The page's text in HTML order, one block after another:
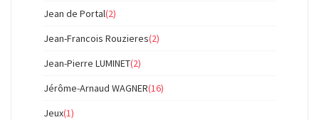
Jean de Portal(2)
Jean-Francois Rouzieres(2)
Jean-Pierre LUMINET(2)
Jérôme-Arnaud WAGNER(16)
Jeux(1)